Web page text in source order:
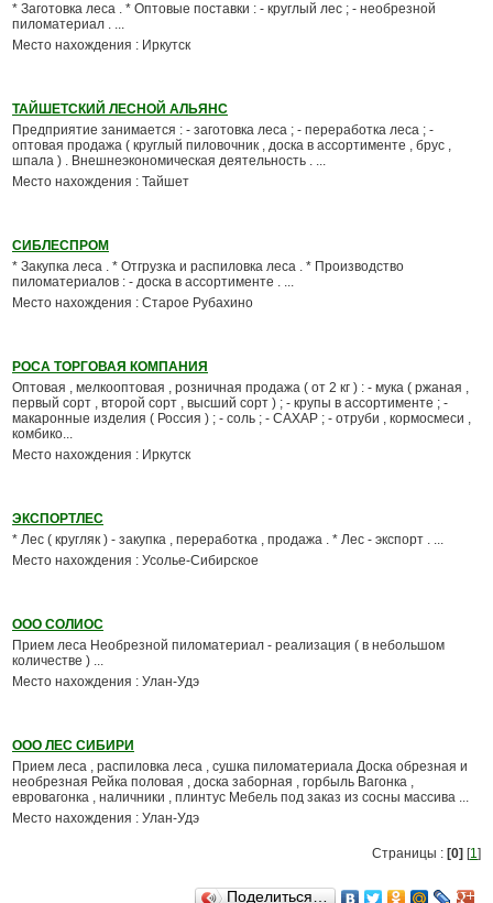
* Заготовка леса . * Оптовые поставки : - круглый лес ; - необрезной
пиломатериал . ...
Место нахождения : Иркутск
ТАЙШЕТСКИЙ ЛЕСНОЙ АЛЬЯНС
Предприятие занимается : - заготовка леса ; - переработка леса ; -
оптовая продажа ( круглый пиловочник , доска в ассортименте , брус ,
шпала ) . Внешнеэкономическая деятельность . ...
Место нахождения : Тайшет
СИБЛЕСПРОМ
* Закупка леса . * Отгрузка и распиловка леса . * Производство
пиломатериалов : - доска в ассортименте . ...
Место нахождения : Старое Рубахино
РОСА ТОРГОВАЯ КОМПАНИЯ
Оптовая , мелкооптовая , розничная продажа ( от 2 кг ) : - мука ( ржаная ,
первый сорт , второй сорт , высший сорт ) ; - крупы в ассортименте ; -
макаронные изделия ( Россия ) ; - соль ; - САХАР ; - отруби , кормосмеси ,
комбико...
Место нахождения : Иркутск
ЭКСПОРТЛЕС
* Лес ( кругляк ) - закупка , переработка , продажа . * Лес - экспорт . ...
Место нахождения : Усолье-Сибирское
ООО СОЛИОС
Прием леса Необрезной пиломатериал - реализация ( в небольшом
количестве ) ...
Место нахождения : Улан-Удэ
ООО ЛЕС СИБИРИ
Прием леса , распиловка леса , сушка пиломатериала Доска обрезная и
необрезная Рейка половая , доска заборная , горбыль Вагонка ,
евровагонка , наличники , плинтус Мебель под заказ из сосны массива ...
Место нахождения : Улан-Удэ
Страницы : [0] [1]
Поделиться…